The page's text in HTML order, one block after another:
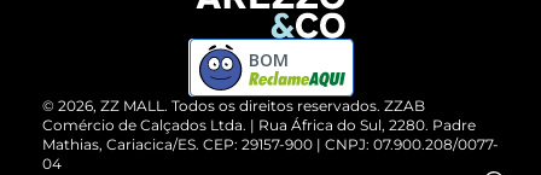
ZZ MALL é confiável
Cartão Presente
Vendas Corporativas
Compre pelo WhatsApp
© 2026, ZZ MALL. Todos os direitos reservados. ZZAB
Comércio de Calçados Ltda. | Rua África do Sul, 2280. Padre
Mathias, Cariacica/ES. CEP: 29157-900 | CNPJ: 07.900.208/0077-
04
BOM